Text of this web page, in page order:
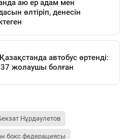
Нұрдәулетов
бокс федерациясы